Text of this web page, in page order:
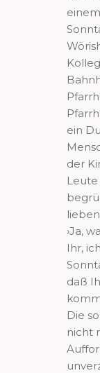
ein
der
Leute
›Ja,
Ihr,
daß
Die
nicht